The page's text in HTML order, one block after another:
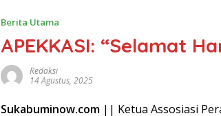
Berita Utama
APEKKASI: “Selamat
Redaksi
14 Agustus, 2025
Sukabuminow.com || Ketua Assosiasi